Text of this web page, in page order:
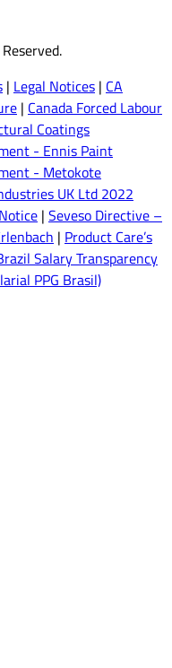
| Legal Notices | CA
| Canada Forced Labour
Coatings
- Ennis Paint
- Metokote
UK Ltd 2022
| Seveso Directive –
| Product Care’s
Salary Transparency
PPG Brasil)